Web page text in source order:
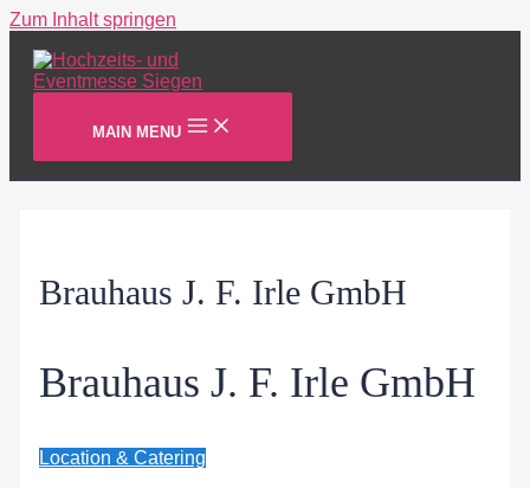
Zum Inhalt springen
MAIN MENU
Brauhaus J. F. Irle GmbH
Brauhaus J. F. Irle GmbH
Location & Catering